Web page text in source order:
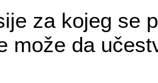
za kojeg se
može da